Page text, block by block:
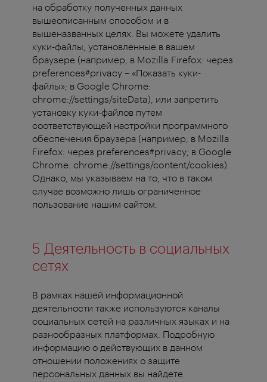
на обработку полученных данных
вышеописанным способом и в
вышеназванных целях. Вы можете удалить
куки-файлы, установленные в вашем
браузере (например, в Mozilla Firefox: через
preferences#privacy – «Показать куки-
файлы»; в Google Chrome:
chrome://settings/siteData), или запретить
установку куки-файлов путем
соответствующей настройки программного
обеспечения браузера (например, в Mozilla
Firefox: через preferences#privacy; в Google
Chrome: chrome://settings/content/cookies).
Однако, мы указываем на то, что в таком
случае возможно лишь ограниченное
пользование нашим сайтом.
5 Деятельность в социальных
сетях
В рамках нашей информационной
деятельности также используются каналы
социальных сетей на различных языках и на
разнообразных платформах. Подробную
информацию о действующих в данном
отношении положениях о защите
персональных данных вы найдете